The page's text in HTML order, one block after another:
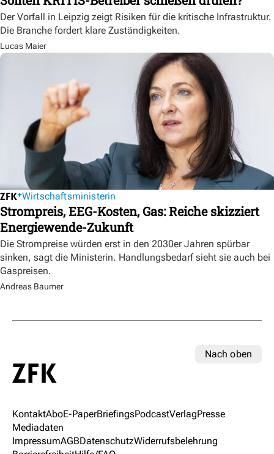
Der Vorfall in Leipzig zeigt Risiken für die kritische Infrastruktur.
Die Branche fordert klare Zuständigkeiten.
Lucas Maier
Wirtschaftsministerin
Strompreis, EEG-Kosten, Gas: Reiche skizziert
Energiewende-Zukunft
Die Strompreise würden erst in den 2030er Jahren spürbar
sinken, sagt die Ministerin. Handlungsbedarf sieht sie auch bei
Gaspreisen.
Andreas Baumer
Nach oben
KontaktAboE-PaperBriefingsPodcastVerlagPresse
Mediadaten
ImpressumAGBDatenschutzWiderrufsbelehrung